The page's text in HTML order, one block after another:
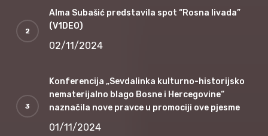
Alma Subašić predstavila spot “Rosna livada”
(V1DEO)
02/11/2024
Konferencija „Sevdalinka kulturno-historijsko
nematerijalno blago Bosne i Hercegovine“
naznačila nove pravce u promociji ove pjesme
01/11/2024